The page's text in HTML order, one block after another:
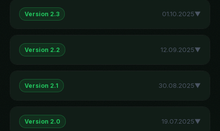
Version 2.3 01.10.2025▼
Version 2.2 12.09.2025▼
Version 2.1 30.08.2025▼
Version 2.0 19.07.2025▼